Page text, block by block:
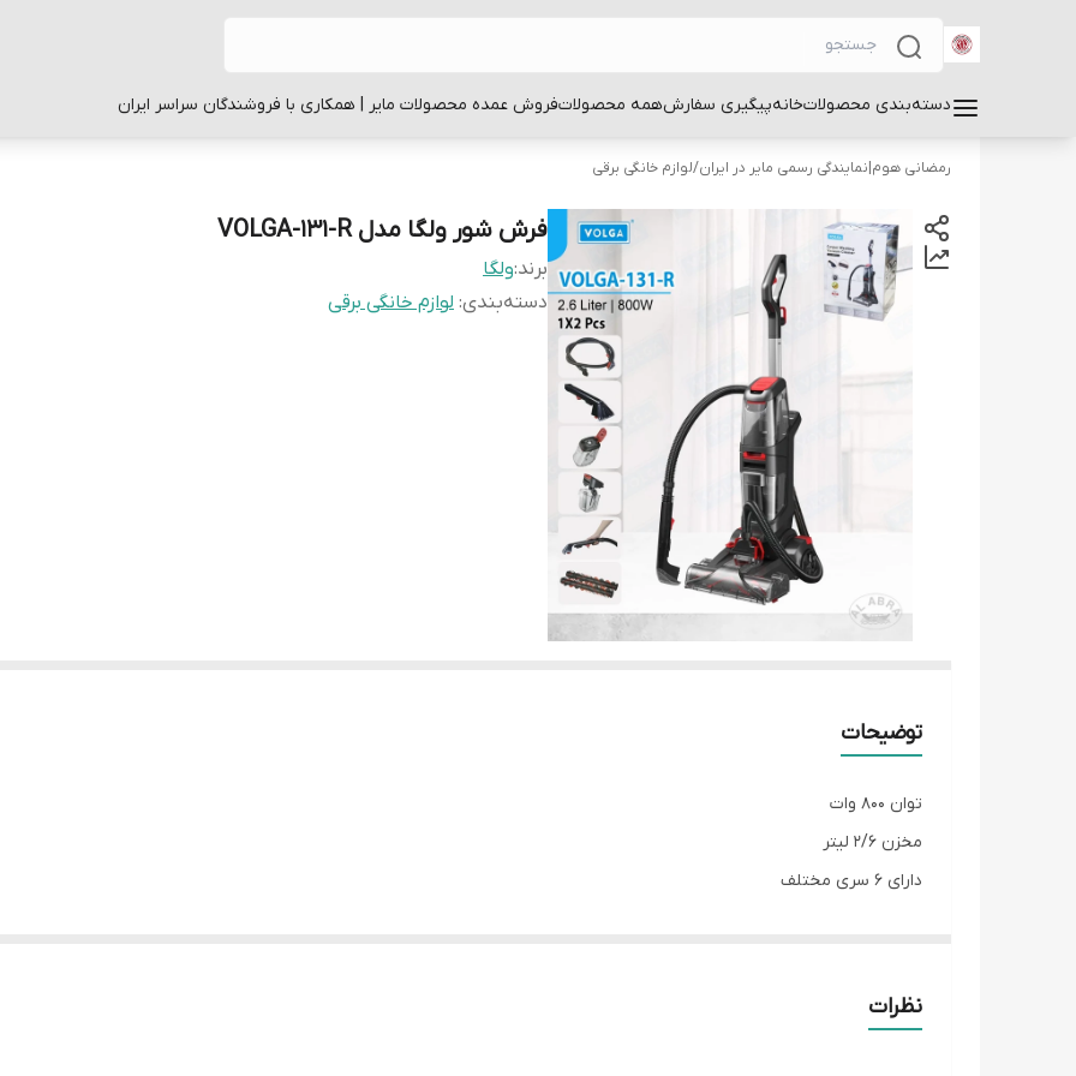
دسته‌بندی محصولاتخانهپیگیری سفارشهمه محصولاتفروش عمده محصولات مایر | همکاری با فروشندگان سراسر ایران
رمضانی هوم|نمایندگی رسمی مایر در ایران/لوازم خانگی برقی
فرش شور ولگا مدل VOLGA-131-R
برند:ولگا
دسته‌بندی: لوازم خانگی برقی
توضیحات
توان 800 وات
مخزن 2/6 لیتر
دارای 6 سری مختلف
نظرات